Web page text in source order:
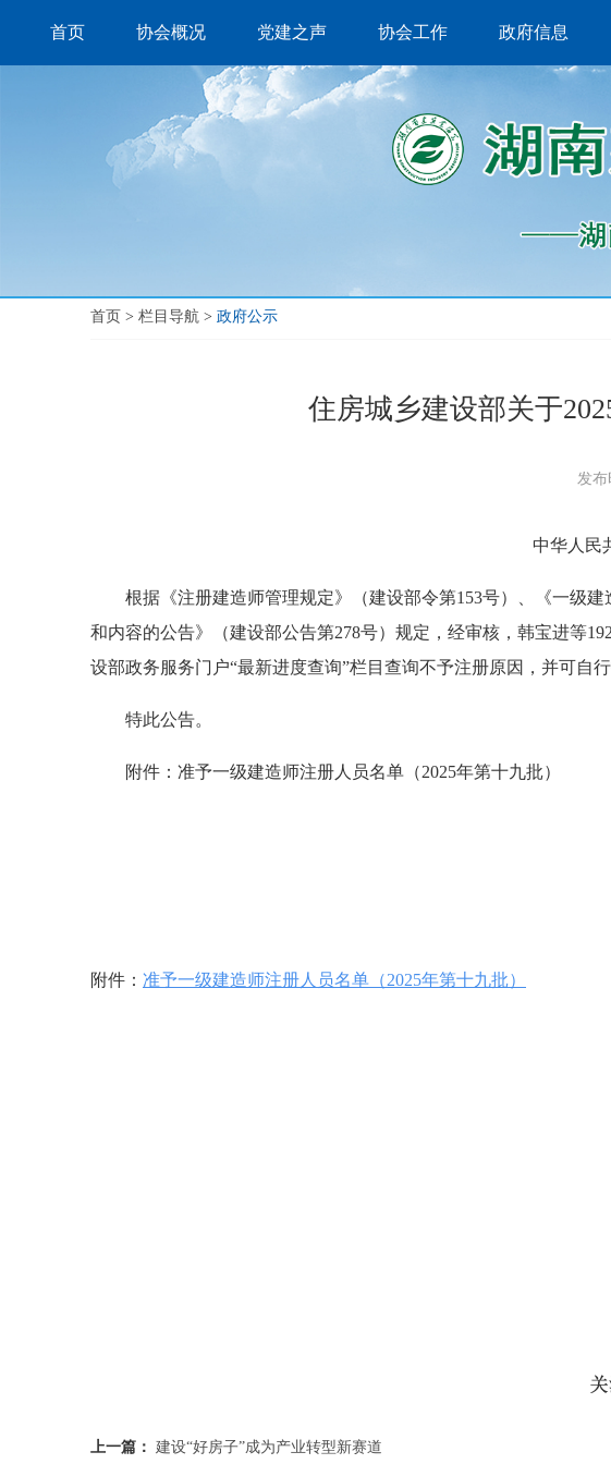
首页 协会概况 党建之声 协会工作 政府信息
首页 > 栏目导航 > 政府公示
住房城乡建设部关于
发
中华人民
根据《注册建造师管理规定》（建设部令第153号）、《一级建
和内容的公告》（建设部公告第278号）规定，经审核，韩宝进等
设部政务服务门户“最新进度查询”栏目查询不予注册原因，并可自
特此公告。
附件：准予一级建造师注册人员名单（2025年第十九批）
附件： 准予一级建造师注册人员名单（2025年第十九批）
上一篇： 建设“好房子”成为产业转型新赛道